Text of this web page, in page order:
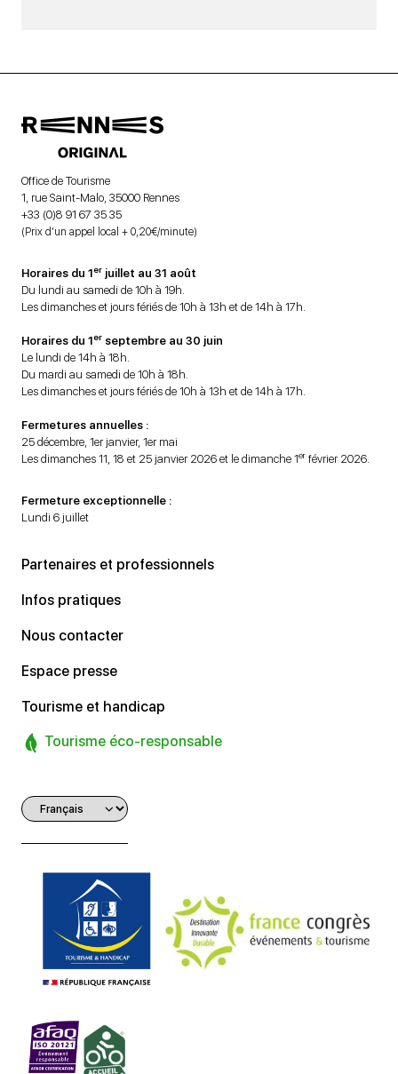
Office de Tourisme
1, rue Saint-Malo, 35000 Rennes
+33 (0)8 91 67 35 35
(Prix d’un appel local + 0,20€/minute)
Horaires du 1er juillet au 31 août
Du lundi au samedi de 10h à 19h.
Les dimanches et jours fériés de 10h à 13h et de 14h à 17h.
Horaires du 1er septembre au 30 juin
Le lundi de 14h à 18h.
Du mardi au samedi de 10h à 18h.
Les dimanches et jours fériés de 10h à 13h et de 14h à 17h.
Fermetures annuelles :
25 décembre, 1er janvier, 1er mai
Les dimanches 11, 18 et 25 janvier 2026 et le dimanche 1er février 2026.
Fermeture exceptionnelle :
Lundi 6 juillet
Partenaires et professionnels
Infos pratiques
Nous contacter
Espace presse
Tourisme et handicap
Tourisme éco-responsable